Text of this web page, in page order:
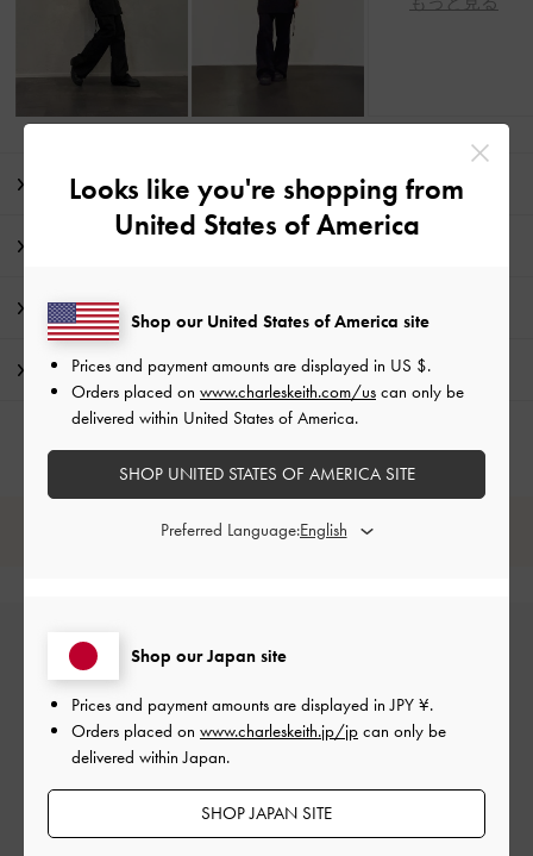
商品説明
特典
配送 & 返品
レビューは購入した方のみ投稿ができます。
カスタマーレビュー
Looks like you're shopping from
United States of America
Shop our Japan site
Prices and payment amounts are displayed inJPY ¥.
Orders placed on www.charleskeith.jp/jp can only be
delivered within Japan.
SHOP JAPAN SITE
Shop our United States of America site
Prices and payment amounts are displayed in US $.
Orders placed on www.charleskeith.com/us can only be
delivered within United States of America.
SHOP UNITED STATES OF AMERICA SITE
Preferred Language: